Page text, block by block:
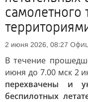
самолетного
2 июня 2026, 08:27
В течение
июня до 7.00 мск 2
перехвачены и
беспилотных